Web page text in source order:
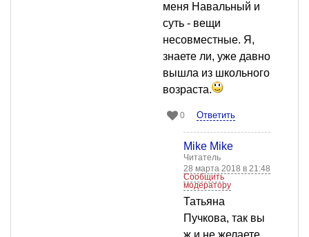
меня Навальный и
суть - вещи
несовместные. Я,
знаете ли, уже давно
вышла из школьного
возраста.
0 Ответить
Mike Mike
Читатель
28 марта 2018 в 21:48
Сообщить
модератору
Татьяна
Пучкова, так вы
ж и не желаете